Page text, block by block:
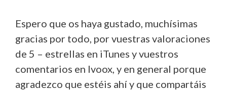
Espero que os haya gustado, muchísimas
gracias por todo, por vuestras valoraciones
de 5 – estrellas en iTunes y vuestros
comentarios en Ivoox, y en general porque
agradezco que estéis ahí y que compartáis